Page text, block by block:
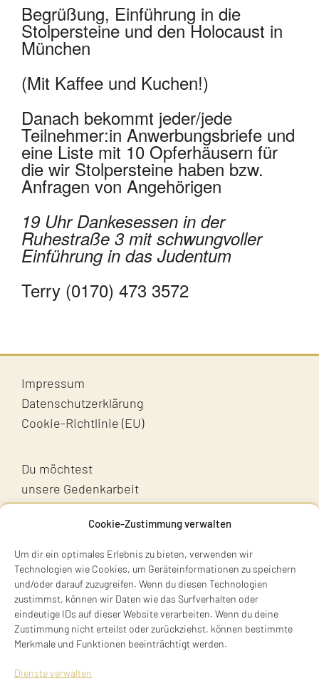
Cookie-Zustimmung verwalten
Um dir ein optimales Erlebnis zu bieten, verwenden wir
Technologien wie Cookies, um Geräteinformationen zu speichern
und/oder darauf zuzugreifen. Wenn du diesen Technologien
zustimmst, können wir Daten wie das Surfverhalten oder
eindeutige IDs auf dieser Website verarbeiten. Wenn du deine
Zustimmung nicht erteilst oder zurückziehst, können bestimmte
Merkmale und Funktionen beeinträchtigt werden.
Dienste verwalten
Begrüßung, Einführung in die
Stolpersteine und den Holocaust in
München
(Mit Kaffee und Kuchen!)
Danach bekommt jeder/jede
Teilnehmer:in Anwerbungsbriefe und
eine Liste mit 10 Opferhäusern für
die wir Stolpersteine haben bzw.
Anfragen von Angehörigen
19 Uhr Dankesessen in der
Ruhestraße 3 mit schwungvoller
Einführung in das Judentum
Terry (0170) 473 3572
Impressum
Datenschutzerklärung
Cookie-Richtlinie (EU)
Du möchtest
unsere Gedenkarbeit
unterstützen?
Unterstütz uns!
Terry Swartzberg